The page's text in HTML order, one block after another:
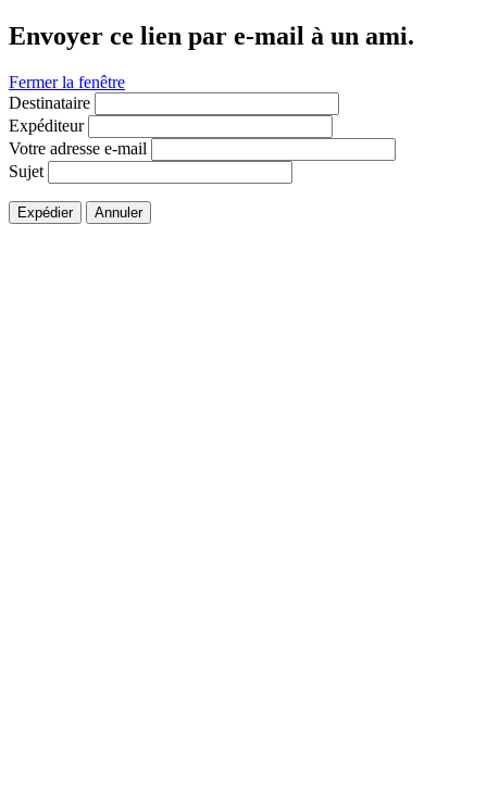
Envoyer ce lien par e-mail à un ami.
Fermer la fenêtre
Destinataire
Expéditeur
Votre adresse e-mail
Sujet
Expédier Annuler